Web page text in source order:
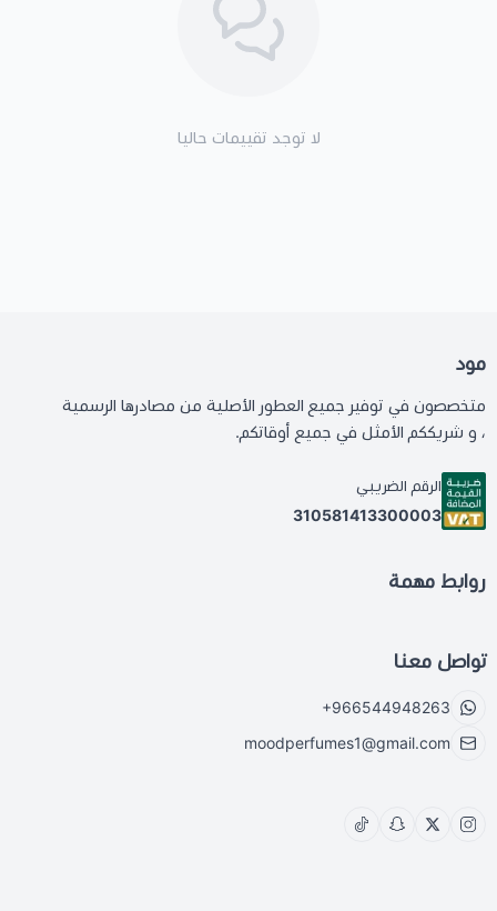
لا توجد تقييمات حاليا
مود
متخصصون في توفير جميع العطور الأصلية من مصادرها الرسمية
، و شريككم الأمثل في جميع أوقاتكم.
الرقم الضريبي
310581413300003
روابط مهمة
تواصل معنا
+966544948263
moodperfumes1@gmail.com